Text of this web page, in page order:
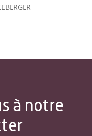
à notre